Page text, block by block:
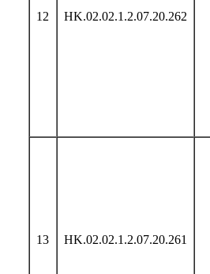
12 HK.02.02.1.2.07.20.262
13 HK.02.02.1.2.07.20.261